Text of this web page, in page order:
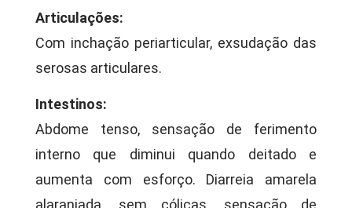
Articulações:
Com inchação periarticular, exsudação das
serosas articulares.
Intestinos:
Abdome tenso, sensação de ferimento
interno que diminui quando deitado e
aumenta com esforço. Diarreia amarela
alaranjada, sem cólicas, sensação de